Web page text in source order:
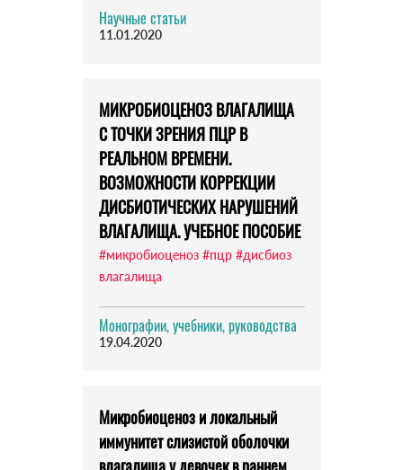
Научные статьи
11.01.2020
МИКРОБИОЦЕНОЗ ВЛАГАЛИЩА
С ТОЧКИ ЗРЕНИЯ ПЦР В
РЕАЛЬНОМ ВРЕМЕНИ.
ВОЗМОЖНОСТИ КОРРЕКЦИИ
ДИСБИОТИЧЕСКИХ НАРУШЕНИЙ
ВЛАГАЛИЩА. УЧЕБНОЕ ПОСОБИЕ
#микробиоценоз #пцр #дисбиоз
влагалища
Монографии, учебники, руководства
19.04.2020
Микробиоценоз и локальный
иммунитет слизистой оболочки